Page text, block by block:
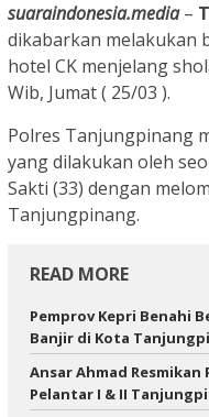
suaraindonesia.media–
dikabarkan melakukan
hotel CK menjelang
Wib, Jumat ( 25/03 ).
Polres Tanjungpinang
yang dilakukan oleh
Sakti (33) dengan
Tanjungpinang.
READ MORE
Pemprov Kepri Benahi
Banjir di Kota
Ansar Ahmad
Pelantar I & II